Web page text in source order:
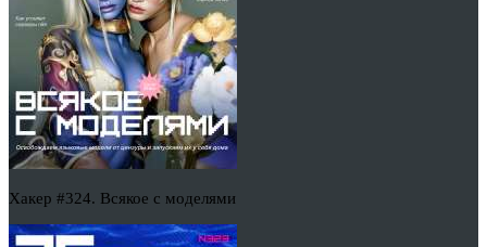
Хакер #324. Всякое с моделями